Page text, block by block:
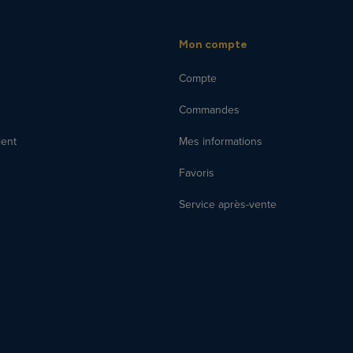
Mon compte
Compte
Commandes
Mes informations
Favoris
Service après-vente